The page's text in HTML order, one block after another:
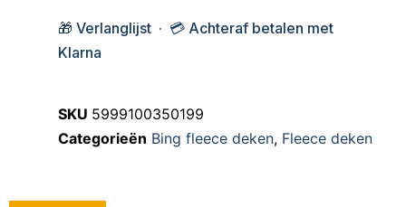
🎁 Verlanglijst · 💳 Achteraf betalen met
Klarna
SKU 5999100350199
Categorieën Bing fleece deken, Fleece deken